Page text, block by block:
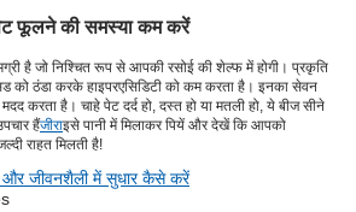
फूलने की समस्या कम करें
है जो निश्चित रूप से आपकी रसोई की शेल्फ में होगी। प्रकृति
को ठंडा करके हाइपरएसिडिटी को कम करता है। इनका सेवन
करता है। चाहे पेट दर्द हो, दस्त हो या मतली हो, ये बीज सीने
हैंजीराइसे पानी में मिलाकर पियें और देखें कि आपको
राहत मिलती है!
जीवनशैली में सुधार कैसे करें